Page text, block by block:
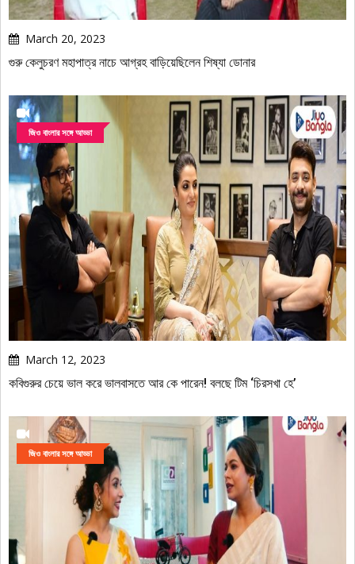
March 20, 2023
গুরু কেলুচরণ মহাপাত্র নাচে আগ্রহ বাড়িয়েছিলেন শিষ্যা ডোনার
জিও বাংলার সঙ্গে আড্ডা
March 12, 2023
কবিগুরুর চেয়ে ভাল করে ভালবাসতে আর কে পারেন! বলছে টিম ‘চিরসখা হে’
জিও বাংলার সঙ্গে আড্ডা